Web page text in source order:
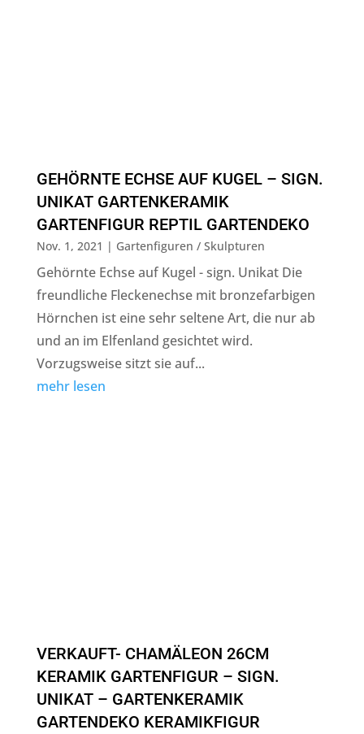
GEHÖRNTE ECHSE AUF KUGEL – SIGN.
UNIKAT GARTENKERAMIK
GARTENFIGUR REPTIL GARTENDEKO
Nov. 1, 2021 | Gartenfiguren / Skulpturen
Gehörnte Echse auf Kugel - sign. Unikat Die
freundliche Fleckenechse mit bronzefarbigen
Hörnchen ist eine sehr seltene Art, die nur ab
und an im Elfenland gesichtet wird.
Vorzugsweise sitzt sie auf...
mehr lesen
VERKAUFT- CHAMÄLEON 26CM
KERAMIK GARTENFIGUR – SIGN.
UNIKAT – GARTENKERAMIK
GARTENDEKO KERAMIKFIGUR